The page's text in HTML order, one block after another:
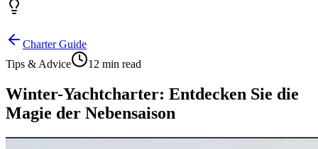
Charter Guide
Tips & Advice
12 min read
Winter-Yachtcharter: Entdecken Sie die
Magie der Nebensaison